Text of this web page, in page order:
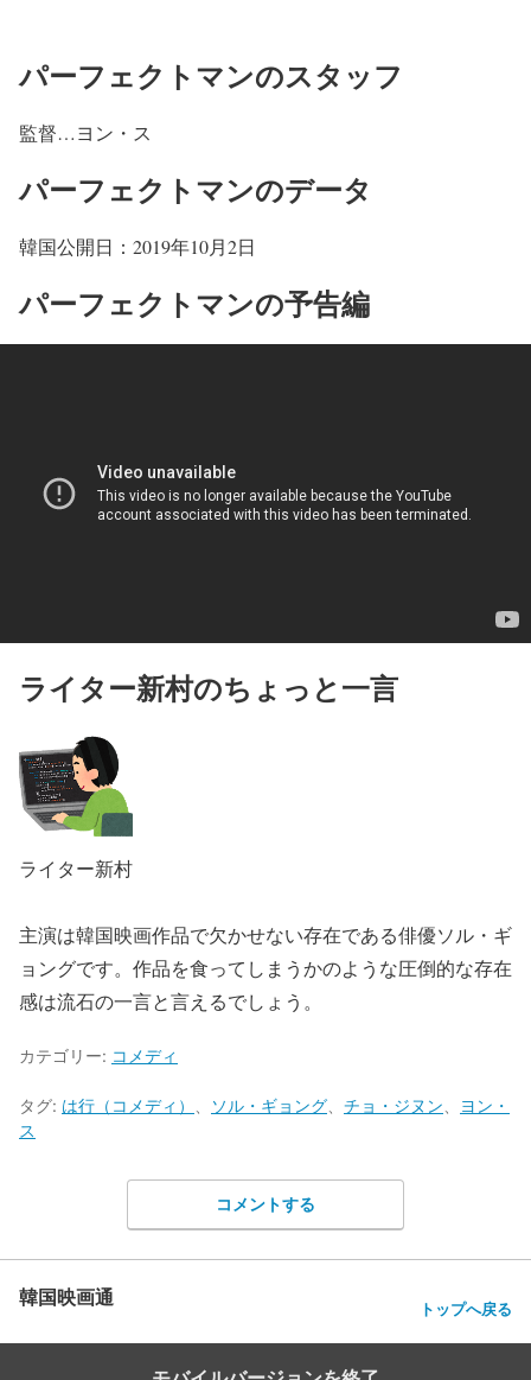
パーフェクトマンのスタッフ
監督…ヨン・ス
パーフェクトマンのデータ
韓国公開日：2019年10月2日
パーフェクトマンの予告編
ライター新村のちょっと一言
ライター新村
主演は韓国映画作品で欠かせない存在である俳優ソル・ギ
ョングです。作品を食ってしまうかのような圧倒的な存在
感は流石の一言と言えるでしょう。
カテゴリー: コメディ
タグ: は行（コメディ） ソル・ギョング チョ・ジヌン
ヨン・
ス
コメントする
韓国映画通 トップへ戻る